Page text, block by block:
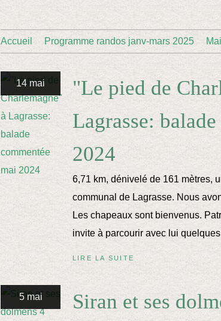
Accueil Programme randos janv-mars 2025 Mail
14 mai
"Le pied de
Lagrasse:
2024
6,71 km, dénivelé de 161 mètres,
communal de Lagrasse. Nous
Les chapeaux sont bienvenus.
invite à parcourir avec lui
LIRE LA SUITE
5 mai Siran et ses